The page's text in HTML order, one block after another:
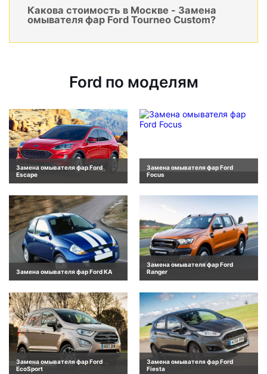
Какова стоимость в Москве - Замена
омывателя фар Ford Tourneo Custom?
Ford по моделям
Замена омывателя фар Ford
Escape
Замена омывателя фар Ford
Focus
Замена омывателя фар Ford KA
Замена омывателя фар Ford
Ranger
Замена омывателя фар Ford
EcoSport
Замена омывателя фар Ford
Fiesta